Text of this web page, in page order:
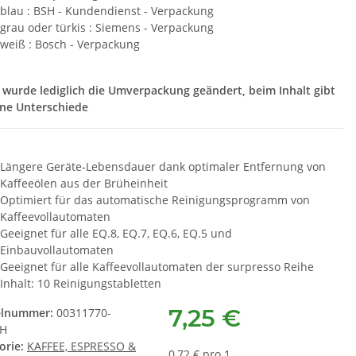
blau : BSH - Kundendienst - Verpackung
grau oder türkis : Siemens - Verpackung
weiß : Bosch - Verpackung
wurde lediglich die Umverpackung geändert, beim Inhalt gibt
Unterschiede
Längere Geräte-Lebensdauer dank optimaler Entfernung von
Kaffeeölen aus der Brüheinheit
Optimiert für das automatische Reinigungsprogramm von
Kaffeevollautomaten
Geeignet für alle EQ.8, EQ.7, EQ.6, EQ.5 und
Einbauvollautomaten
Geeignet für alle Kaffeevollautomaten der surpresso Reihe
Inhalt: 10 Reinigungstabletten
00311770-
KAFFEE, ESPRESSO &
7,25 €
)
€ pro 1